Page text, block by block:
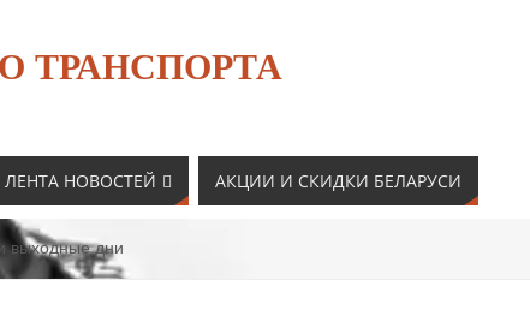
ТРАНСПОРТА
ЛЕНТА НОВОСТЕЙ АКЦИИ И СКИДКИ БЕЛАРУСИ
выходные дни